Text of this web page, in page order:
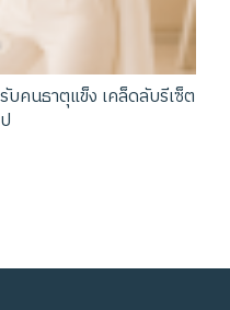
คนธาตุแข็ง เคล็ดลับรีเซ็ต